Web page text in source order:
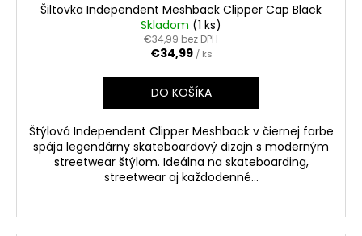
Šiltovka Independent Meshback Clipper Cap Black
Skladom (1 ks)
€34,99 bez DPH
€34,99 / ks
DO KOŠÍKA
Štýlová Independent Clipper Meshback v čiernej farbe
spája legendárny skateboardový dizajn s moderným
streetwear štýlom. Ideálna na skateboarding,
streetwear aj každodenné...